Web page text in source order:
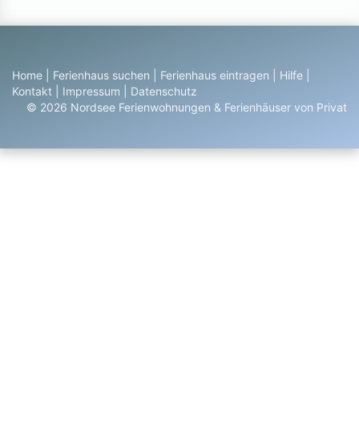
Home Ferienhaus suchen Ferienhaus eintragen Hilfe
Kontakt
Impressum
Datenschutz
© 2026 Nordsee Ferienwohnungen & Ferienhäuser von Privat